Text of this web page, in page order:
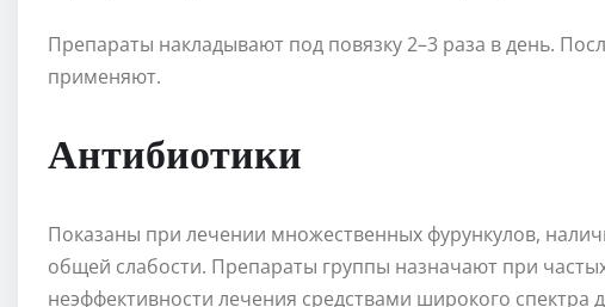
Препараты накладывают под повязку 2–3 раза в день.
применяют.
Антибиотики
Показаны при лечении множественных фурункулов,
общей слабости. Препараты группы назначают при
неэффективности лечения средствами широкого спектра